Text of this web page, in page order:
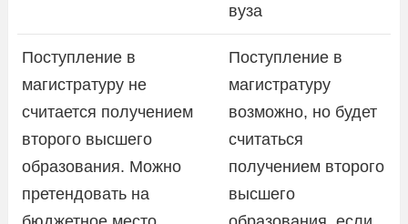
вуза
Поступление в
магистратуру не
считается получением
второго высшего
образования. Можно
претендовать на
Поступление в
магистратуру
возможно, но будет
считаться
получением второго
высшего